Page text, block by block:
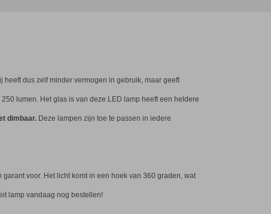
dus zelf minder vermogen in gebruik, maar geeft
lumen. Het glas is van deze LED lamp heeft een heldere
dimbaar. Deze lampen zijn toe te passen in iedere
voor. Het licht komt in een hoek van 360 graden, wat
lamp vandaag nog bestellen!